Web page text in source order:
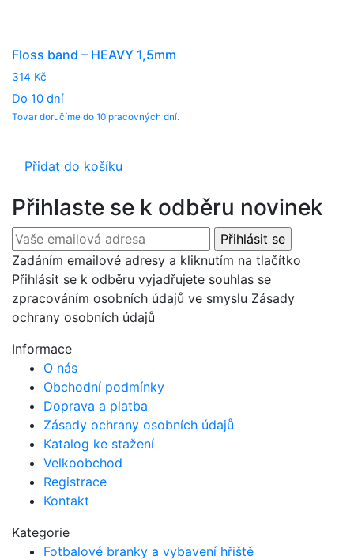
Floss band – HEAVY 1,5mm
314 Kč
Do 10 dní
Tovar doručíme do 10 pracovných dní.
Přidat do košíku
Přihlaste se k odběru novinek
Zadáním emailové adresy a kliknutím na tlačítko
Přihlásit se k odběru vyjadřujete souhlas se
zpracováním osobních údajů ve smyslu Zásady
ochrany osobních údajů
Informace
O nás
Obchodní podmínky
Doprava a platba
Zásady ochrany osobních údajů
Katalog ke stažení
Velkoobchod
Registrace
Kontakt
Kategorie
Fotbalové branky a vybavení hřiště